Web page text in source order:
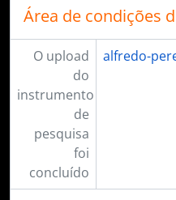
Área de condições
O upload
do
instrumento
de
pesquisa
foi
concluído
alfredo-